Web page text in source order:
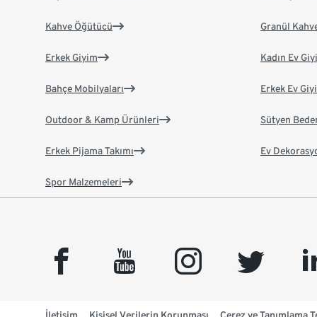
Kahve Öğütücü Granül
Erkek Giyim
Bahçe Mobilyaları
Outdoor & Kamp Ürünleri
Erkek Pijama Takımı
Spor Malzemeleri
Kadın Ev
Erkek Ev
Sütyen
Ev
facebook youtube instagram twitter